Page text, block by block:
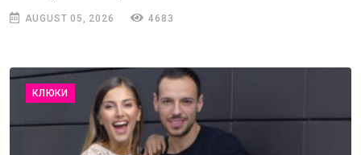
AUGUST 05, 2026 4683
КЛЮКИ